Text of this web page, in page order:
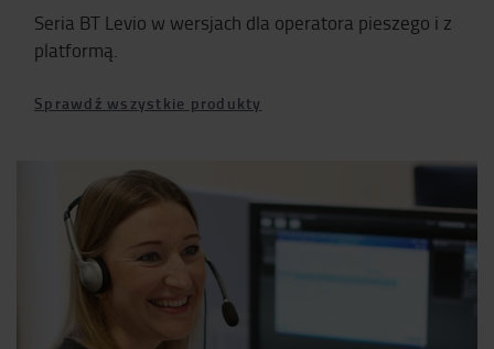
Seria BT Levio w wersjach dla operatora pieszego i z
platformą.
Sprawdź wszystkie produkty